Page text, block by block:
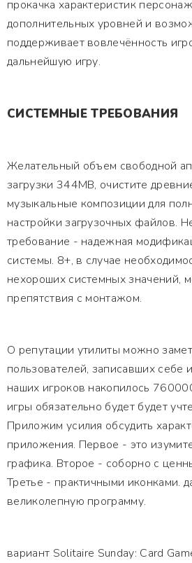
прокачка характеристик
дополнительных уровней и
поддерживает вовлечённость
дальнейшую игру.
СИСТЕМНЫЕ ТРЕБОВАНИЯ
Желательный объем свободной
загрузки 344MB, очистите
музыкальные композиции для
настройки загрузочных файлов.
требование - надежная
системы. 8+, в случае
нехороших системных значений,
препятствия с монтажом.
О репутации утилиты можно
пользователей, записавших себе
наших игроков накопилось
игры обязательно будет будет
Приложим усилия обсудить
приложения. Первое - это
графика. Второе - соборно с
Третье - практичными иконками.
великолепную программу.
вариант Solitaire Sunday: Card